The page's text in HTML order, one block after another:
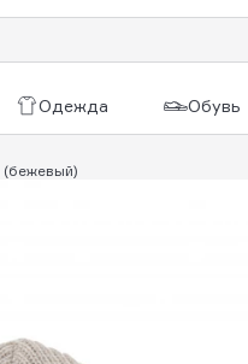
Одежда Обувь
(бежевый)